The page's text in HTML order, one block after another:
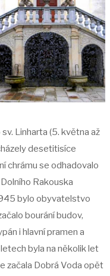
Linharta (5. května až
desetitisíce
chrámu se odhadovalo
Rakouska
bylo obyvatelstvo
bourání budov,
i hlavní pramen a
byla na několik let
začala Dobrá Voda opět